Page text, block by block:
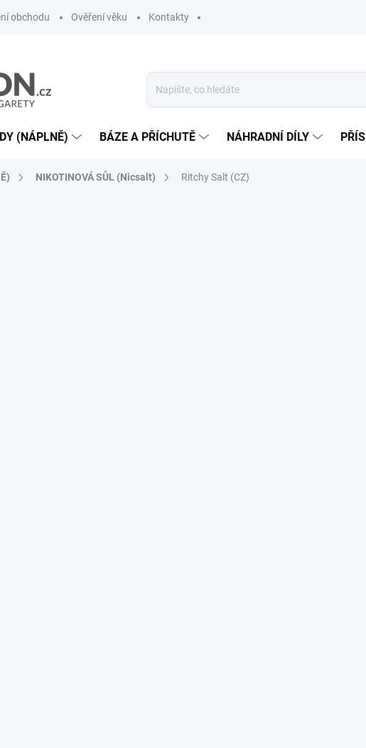
obchodu Ověření věku Kontakty
(NÁPLNĚ) BÁZE A PŘÍCHUTĚ NÁHRADNÍ DÍLY
NIKOTINOVÁ SŮL (Nicsalt) Ritchy Salt (CZ)